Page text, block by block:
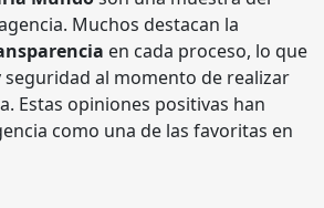
Muchos destacan la
en cada proceso, lo que
seguridad al momento de realizar
Estas opiniones positivas han
como una de las favoritas en